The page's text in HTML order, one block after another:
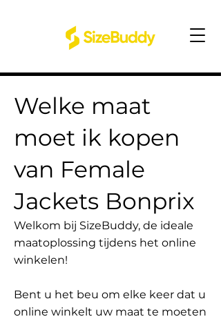
Welke maat
moet ik kopen
van Female
Jackets Bonprix
Welkom bij SizeBuddy, de ideale
maatoplossing tijdens het online
winkelen!
Bent u het beu om elke keer dat u
online winkelt uw maat te moeten